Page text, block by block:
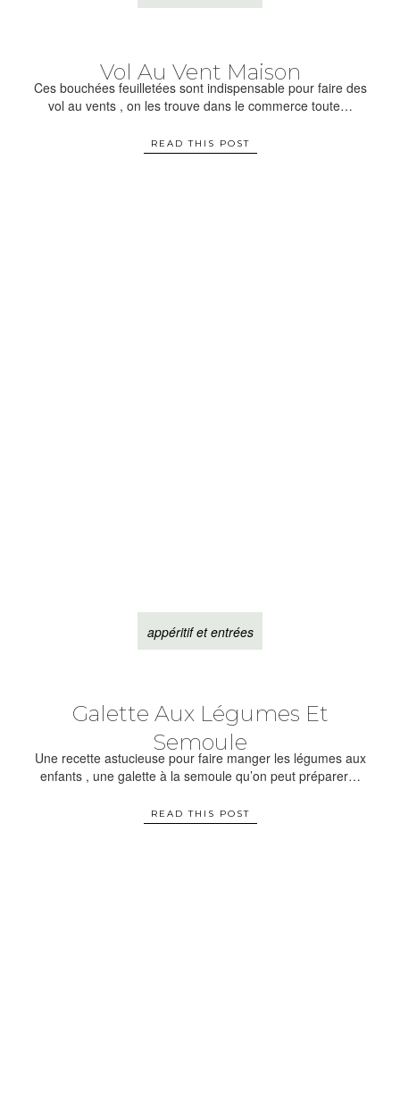
Vol Au Vent Maison
Ces bouchées feuilletées sont indispensable pour faire des
vol au vents , on les trouve dans le commerce toute…
READ THIS POST
appéritif et entrées
Galette Aux Légumes Et
Semoule
Une recette astucieuse pour faire manger les légumes aux
enfants , une galette à la semoule qu’on peut préparer…
READ THIS POST